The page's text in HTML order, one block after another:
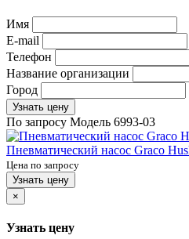
Имя
E-mail
Телефон
Название организации
Город
Узнать цену
По запросу Модель 6993-03
Пневматический насос Graco
Цена по запросу
Узнать цену
×
Узнать цену